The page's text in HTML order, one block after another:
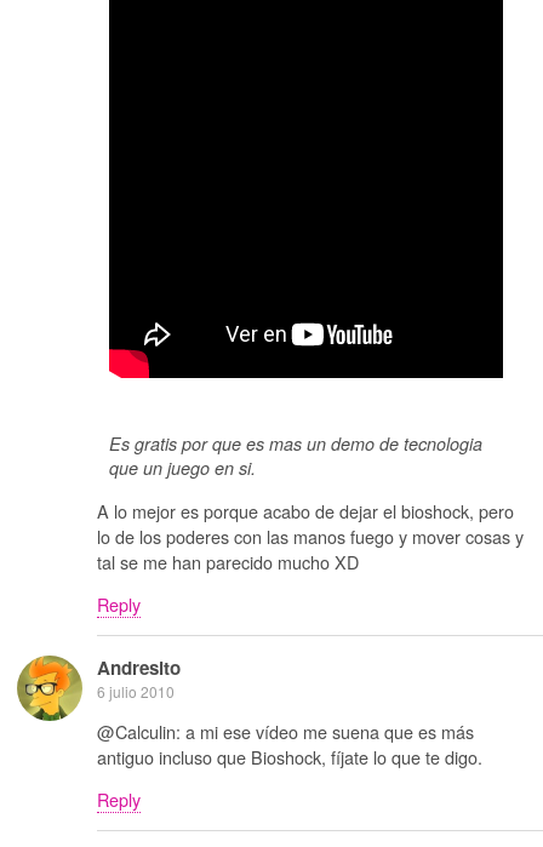
Es gratis por que es mas un demo de tecnologia
que un juego en si.
A lo mejor es porque acabo de dejar el bioshock, pero
lo de los poderes con las manos fuego y mover cosas y
tal se me han parecido mucho XD
Reply
Andresito
6 julio 2010
@Calculin: a mi ese vídeo me suena que es más
antiguo incluso que Bioshock, fíjate lo que te digo.
Reply